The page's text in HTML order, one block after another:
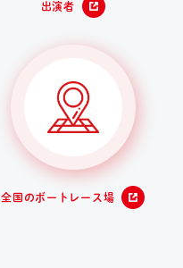
出演者
全国のボートレース場